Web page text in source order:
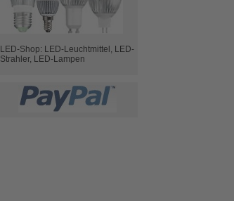
LED-Shop: LED-Leuchtmittel, LED-
Strahler, LED-Lampen